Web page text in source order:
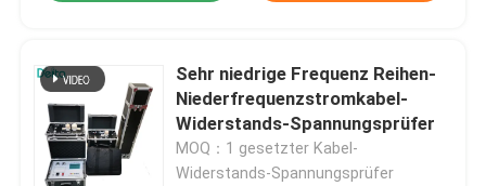
Sehr niedrige Frequenz Reihen-
Niederfrequenzstromkabel-
Widerstands-Spannungsprüfer
MOQ：1 gesetzter Kabel-
Widerstands-Spannungsprüfer